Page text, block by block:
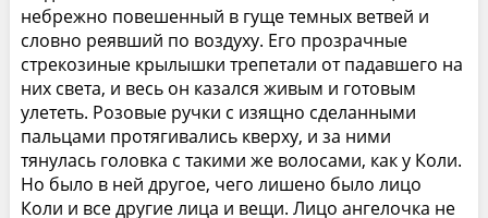
небрежно повешенный в гуще темных ветвей и
словно реявший по воздуху. Его прозрачные
стрекозиные крылышки трепетали от падавшего на
них света, и весь он казался живым и готовым
улететь. Розовые ручки с изящно сделанными
пальцами протягивались кверху, и за ними
тянулась головка с такими же волосами, как у Коли.
Но было в ней другое, чего лишено было лицо
Коли и все другие лица и вещи. Лицо ангелочка не